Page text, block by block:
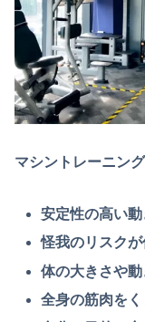
マシントレーニン
安定性の高い
怪我のリスク
体の大きさや
全身の筋肉を